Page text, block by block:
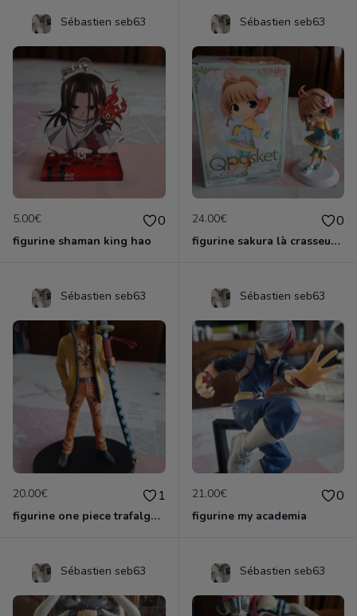
Sébastien seb63
5.00€ 0
figurine shaman king hao
Sébastien seb63
24.00€ 0
figurine sakura là crasseuse de cartes
Sébastien seb63
20.00€ 1
figurine one piece trafalga law officielle
Sébastien seb63
21.00€ 0
figurine my academia
Sébastien seb63 Sébastien seb63